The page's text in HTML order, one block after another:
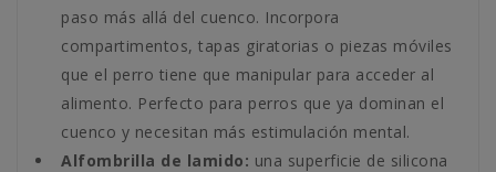
paso más allá del cuenco. Incorpora
compartimentos, tapas giratorias o piezas móviles
que el perro tiene que manipular para acceder al
alimento. Perfecto para perros que ya dominan el
cuenco y necesitan más estimulación mental.
Alfombrilla de lamido: una superficie de silicona